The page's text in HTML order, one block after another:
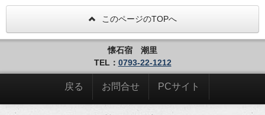
このページのTOPへ
懐石宿 潮里
TEL： 0793-22-1212
戻る お問合せ PCサイト